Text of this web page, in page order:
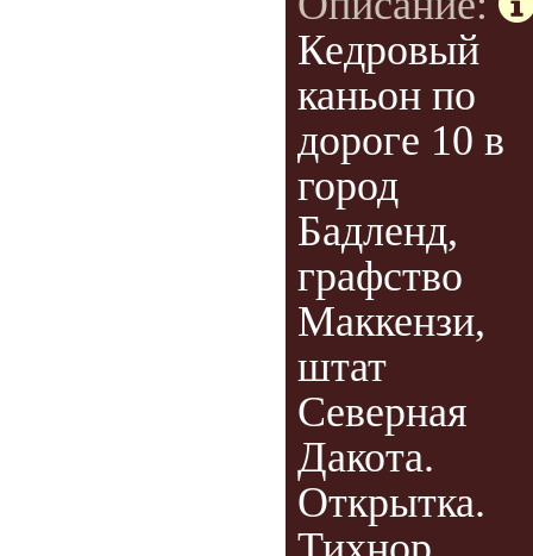
Кедровый
каньон по
дороге 10 в
город
Бадленд,
графство
Маккензи,
штат
Северная
Дакота.
Открытка.